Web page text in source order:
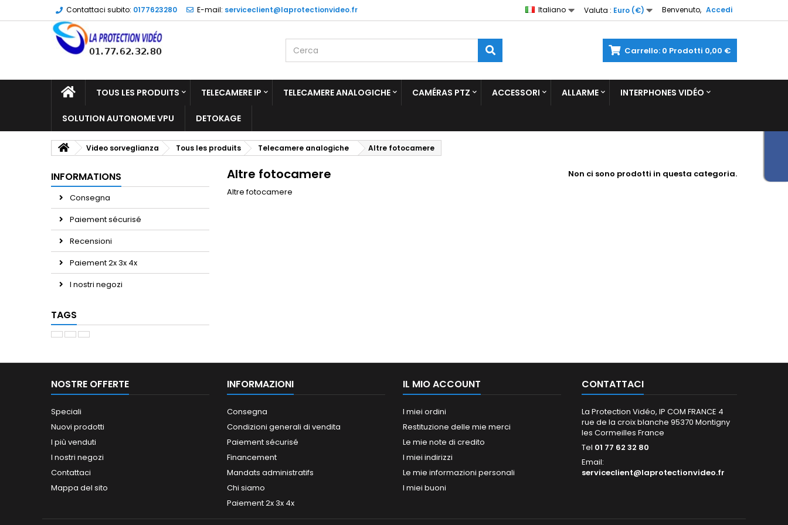
Benvenuto, Accedi
Valuta : Euro (€)
Italiano
Contattaci subito: 0177623280 E-mail: serviceclient@laprotectionvideo.fr
Carrello: 0 Prodotti 0,00 €
TOUS LES PRODUITS TELECAMERE IP TELECAMERE ANALOGICHE CAMÉRAS PTZ ACCESSORI ALLARME INTERPHONES VIDÉO
SOLUTION AUTONOME VPU DETOKAGE
Video sorveglianza Tous les produits Telecamere analogiche Altre fotocamere
INFORMATIONS
Consegna
Paiement sécurisé
Recensioni
Paiement 2x 3x 4x
I nostri negozi
TAGS
Altre fotocamere
Non ci sono prodotti in questa categoria.
Altre fotocamere
NOSTRE OFFERTE
Speciali
Nuovi prodotti
I più venduti
I nostri negozi
Contattaci
Mappa del sito
INFORMAZIONI
Consegna
Condizioni generali di vendita
Paiement sécurisé
Financement
Mandats administratifs
Chi siamo
Paiement 2x 3x 4x
IL MIO ACCOUNT
I miei ordini
Restituzione delle mie merci
Le mie note di credito
I miei indirizzi
Le mie informazioni personali
I miei buoni
CONTATTACI
La Protection Vidéo, IP COM FRANCE 4
rue de la croix blanche 95370 Montigny
les Cormeilles France
Tel 01 77 62 32 80
Email:
serviceclient@laprotectionvideo.fr